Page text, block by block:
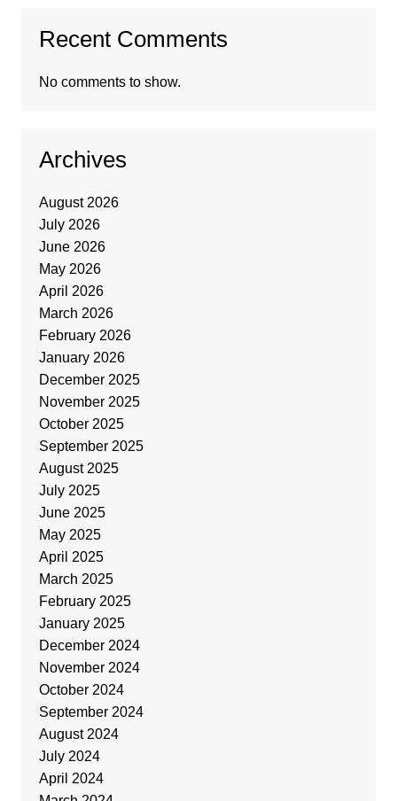
Recent Comments
No comments to show.
Archives
August 2026
July 2026
June 2026
May 2026
April 2026
March 2026
February 2026
January 2026
December 2025
November 2025
October 2025
September 2025
August 2025
July 2025
June 2025
May 2025
April 2025
March 2025
February 2025
January 2025
December 2024
November 2024
October 2024
September 2024
August 2024
July 2024
April 2024